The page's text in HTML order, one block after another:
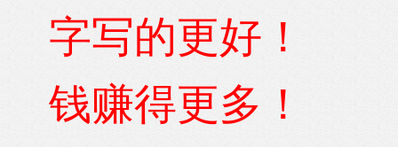
字写的更好！
钱赚得更多！